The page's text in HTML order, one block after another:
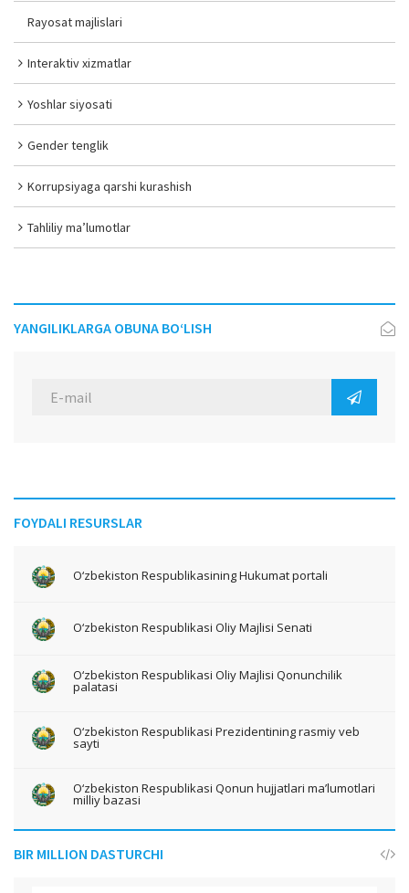
Rayosat majlislari
Interaktiv xizmatlar
Yoshlar siyosati
Gender tenglik
Korrupsiyaga qarshi kurashish
Tahliliy ma’lumotlar
YANGILIKLARGA OBUNA BO‘LISH
FOYDALI RESURSLAR
O‘zbekiston Respublikasining Hukumat portali
O‘zbekiston Respublikasi Oliy Majlisi Senati
O‘zbekiston Respublikasi Oliy Majlisi Qonunchilik
palatasi
O‘zbekiston Respublikasi Prezidentining rasmiy veb
sayti
O‘zbekiston Respublikasi Qonun hujjatlari ma’lumotlari
milliy bazasi
BIR MILLION DASTURCHI